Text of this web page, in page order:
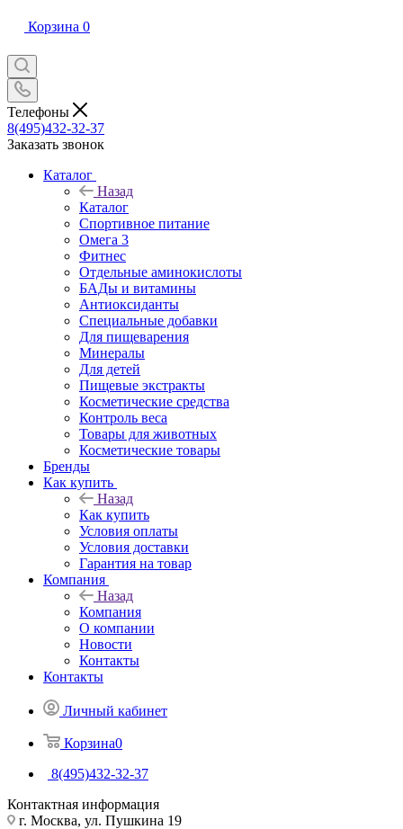
Корзина 0
Телефоны
8(495)432-32-37
Заказать звонок
Каталог
Назад
Каталог
Спортивное питание
Омега 3
Фитнес
Отдельные аминокислоты
БАДы и витамины
Антиоксиданты
Специальные добавки
Для пищеварения
Минералы
Для детей
Пищевые экстракты
Косметические средства
Контроль веса
Товары для животных
Косметические товары
Бренды
Как купить
Назад
Как купить
Условия оплаты
Условия доставки
Гарантия на товар
Компания
Назад
Компания
О компании
Новости
Контакты
Контакты
Личный кабинет
Корзина0
8(495)432-32-37
Контактная информация
г. Москва, ул. Пушкина 19